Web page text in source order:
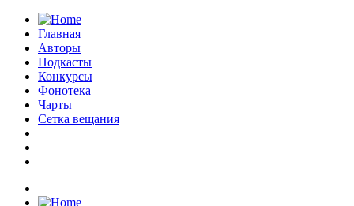
Главная
Авторы
Подкасты
Конкурсы
Фонотека
Чарты
Сетка вещания